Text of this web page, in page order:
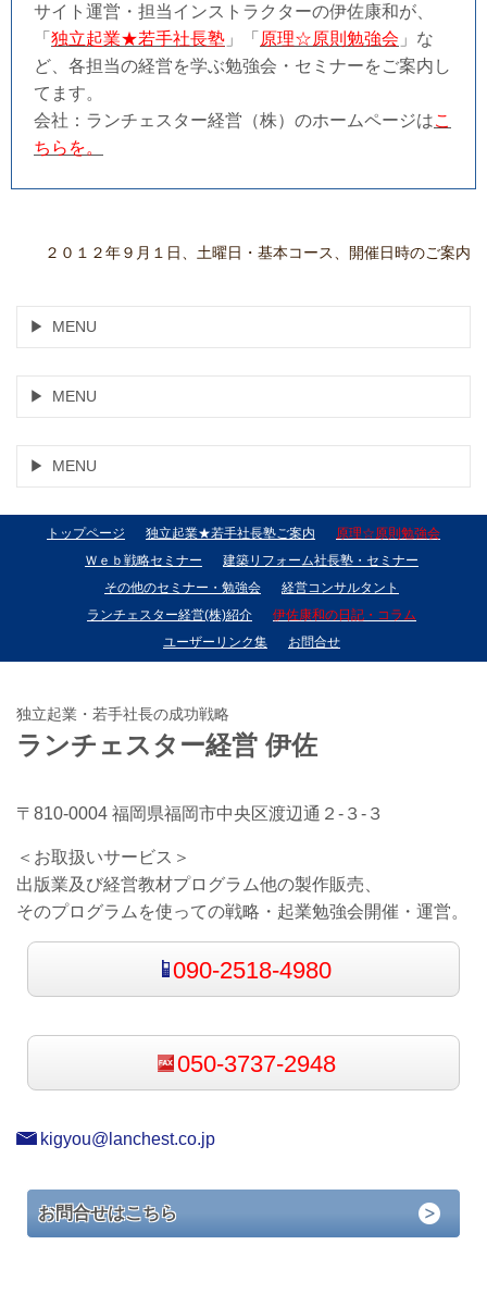
サイト運営・担当インストラクターの伊佐康和が、
「 独立起業★若手社長塾 」「 原理☆原則勉強会 」な
ど、各担当の経営を学ぶ勉強会・セミナーをご案内し
てます。
会社：ランチェスター経営（株）のホームページはこ
ちらを。
２０１２年９月１日、土曜日・基本コース、開催日時のご案内
MENU
MENU
MENU
トップページ 独立起業★若手社長塾ご案内
原理☆原則勉強会
Ｗｅｂ戦略セミナー
建築リフォーム社長塾・セミナー
その他のセミナー・勉強会
経営コンサルタント
ランチェスター経営(株)紹介
伊佐康和の日記・コラム
ユーザーリンク集
お問合せ
独立起業・若手社長の成功戦略
ランチェスター経営 伊佐
〒810-0004 福岡県福岡市中央区渡辺通２-３-３
＜お取扱いサービス＞
出版業及び経営教材プログラム他の製作販売、
そのプログラムを使っての戦略・起業勉強会開催・運営。
090-2518-4980
050-3737-2948
kigyou@lanchest.co.jp
お問合せはこちら